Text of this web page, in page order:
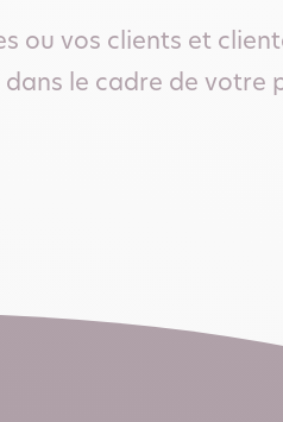
ou vos clients et
le cadre de votre